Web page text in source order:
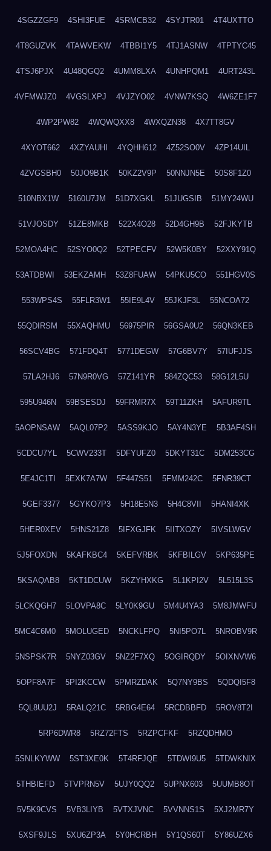
4SGZZGF9 4SHI3FUE 4SRMCB32 4SYJTR01 4T4UXTTO
4T8GUZVK 4TAWVEKW 4TBBI1Y5 4TJ1ASNW 4TPTYC45
4TSJ6PJX 4U48QGQ2 4UMM8LXA 4UNHPQM1 4URT243L
4VFMWJZ0 4VGSLXPJ 4VJZYO02 4VNW7KSQ 4W6ZE1F7
4WP2PW82 4WQWQXX8 4WXQZN38 4X7TT8GV
4XYOT662 4XZYAUHI 4YQHH612 4Z52SO0V 4ZP14UIL
4ZVGSBH0 50JO9B1K 50KZ2V9P 50NNJN5E 50S8F1Z0
510NBX1W 5160U7JM 51D7XGKL 51JUGSIB 51MY24WU
51VJOSDY 51ZE8MKB 522X4O28 52D4GH9B 52FJKYTB
52MOA4HC 52SYO0Q2 52TPECFV 52W5K0BY 52XXY91Q
53ATDBWI 53EKZAMH 53Z8FUAW 54PKU5CO 551HGV0S
553WPS4S 55FLR3W1 55IE9L4V 55JKJF3L 55NCOA72
55QDIRSM 55XAQHMU 56975PIR 56GSA0U2 56QN3KEB
56SCV4BG 571FDQ4T 5771DEGW 57G6BV7Y 57IUFJJS
57LA2HJ6 57N9R0VG 57Z141YR 584ZQC53 58G12L5U
595U946N 59BSESDJ 59FRMR7X 59T11ZKH 5AFUR9TL
5AOPNSAW 5AQL07P2 5ASS9KJO 5AY4N3YE 5B3AF4SH
5CDCU7YL 5CWV233T 5DFYUFZ0 5DKYT31C 5DM253CG
5E4JC1TI 5EXK7A7W 5F447S51 5FMM242C 5FNR39CT
5GEF3377 5GYKO7P3 5H18E5N3 5H4C8VII 5HANI4XK
5HER0XEV 5HNS21Z8 5IFXGJFK 5IITXOZY 5IVSLWGV
5J5FOXDN 5KAFKBC4 5KEFVRBK 5KFBILGV 5KP635PE
5KSAQAB8 5KT1DCUW 5KZYHXKG 5L1KPI2V 5L515L3S
5LCKQGH7 5LOVPA8C 5LY0K9GU 5M4U4YA3 5M8JMWFU
5MC4C6M0 5MOLUGED 5NCKLFPQ 5NI5PO7L 5NROBV9R
5NSPSK7R 5NYZ03GV 5NZ2F7XQ 5OGIRQDY 5OIXNVW6
5OPF8A7F 5PI2KCCW 5PMRZDAK 5Q7NY9BS 5QDQI5F8
5QL8UU2J 5RALQ21C 5RBG4E64 5RCDBBFD 5ROV8T2I
5RP6DWR8 5RZ72FTS 5RZPCFKF 5RZQDHMO
5SNLKYWW 5ST3XE0K 5T4RFJQE 5TDWI9U5 5TDWKNIX
5THBIEFD 5TVPRN5V 5UJY0QQ2 5UPNX603 5UUMB8OT
5V5K9CVS 5VB3LIYB 5VTXJVNC 5VVNNS1S 5XJ2MR7Y
5XSF9JLS 5XU6ZP3A 5Y0HCRBH 5Y1QS60T 5Y86UZX6